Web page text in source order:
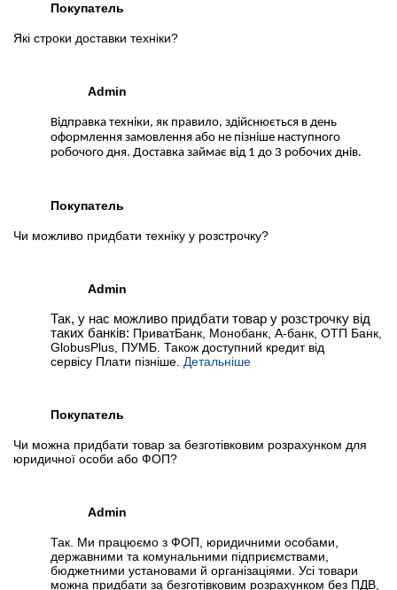
Покупатель
Які строки доставки техніки?
Admin
Відправка техніки, як правило, здійснюється в день
оформлення замовлення або не пізніше наступного
робочого дня. Доставка займає від 1 до 3 робочих днів.
Покупатель
Чи можливо придбати техніку у розстрочку?
Admin
Так, у нас можливо придбати товар у розстрочку від
таких банків: ПриватБанк, Монобанк, А-банк, ОТП Банк,
GlobusPlus, ПУМБ. Також доступний кредит від
сервісу Плати пізніше. Детальніше
Покупатель
Чи можна придбати товар за безготівковим розрахунком для
юридичної особи або ФОП?
Admin
Так. Ми працюємо з ФОП, юридичними особами,
державними та комунальними підприємствами,
бюджетними установами й організаціями. Усі товари
можна придбати за безготівковим розрахунком без ПДВ,